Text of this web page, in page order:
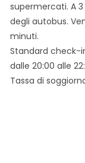
supermercati. A
degli autobus.
minuti.
Standard check-
dalle 20:00 alle
Tassa di